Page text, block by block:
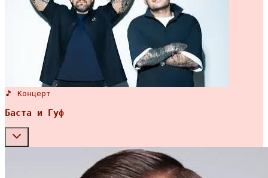
🎵 Концерт
Баста и Гуф